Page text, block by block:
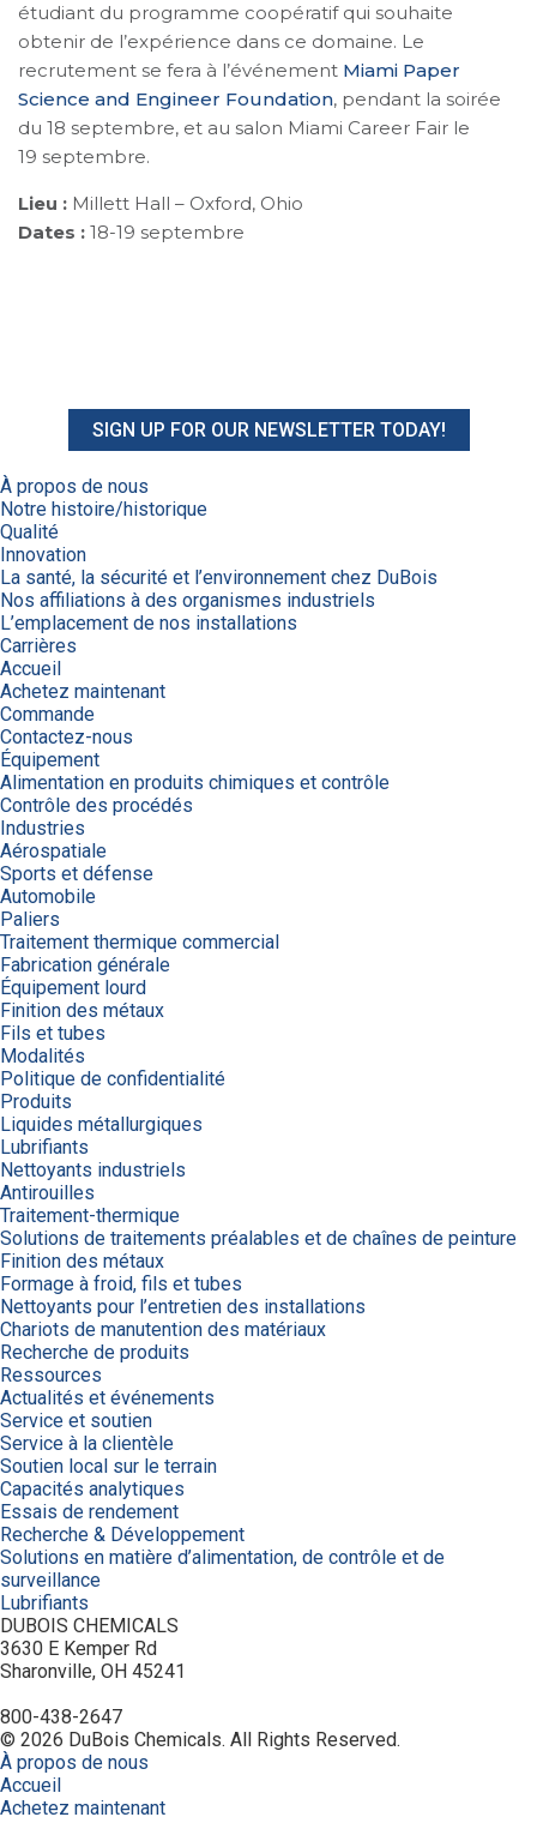
étudiant du programme coopératif qui souhaite
obtenir de l’expérience dans ce domaine. Le
recrutement se fera à l’événement Miami Paper
Science and Engineer Foundation, pendant la soirée
du 18 septembre, et au salon Miami Career Fair le
19 septembre.
Lieu : Millett Hall – Oxford, Ohio
Dates : 18-19 septembre
SIGN UP FOR OUR NEWSLETTER TODAY!
À propos de nous
Notre histoire/historique
Qualité
Innovation
La santé, la sécurité et l’environnement chez DuBois
Nos affiliations à des organismes industriels
L’emplacement de nos installations
Carrières
Accueil
Achetez maintenant
Commande
Contactez-nous
Équipement
Alimentation en produits chimiques et contrôle
Contrôle des procédés
Industries
Aérospatiale
Sports et défense
Automobile
Paliers
Traitement thermique commercial
Fabrication générale
Équipement lourd
Finition des métaux
Fils et tubes
Modalités
Politique de confidentialité
Produits
Liquides métallurgiques
Lubrifiants
Nettoyants industriels
Antirouilles
Traitement-thermique
Solutions de traitements préalables et de chaînes de peinture
Finition des métaux
Formage à froid, fils et tubes
Nettoyants pour l’entretien des installations
Chariots de manutention des matériaux
Recherche de produits
Ressources
Actualités et événements
Service et soutien
Service à la clientèle
Soutien local sur le terrain
Capacités analytiques
Essais de rendement
Recherche & Développement
Solutions en matière d’alimentation, de contrôle et de
surveillance
Lubrifiants
DUBOIS CHEMICALS
3630 E Kemper Rd
Sharonville, OH 45241
800-438-2647
© 2026 DuBois Chemicals. All Rights Reserved.
À propos de nous
Accueil
Achetez maintenant